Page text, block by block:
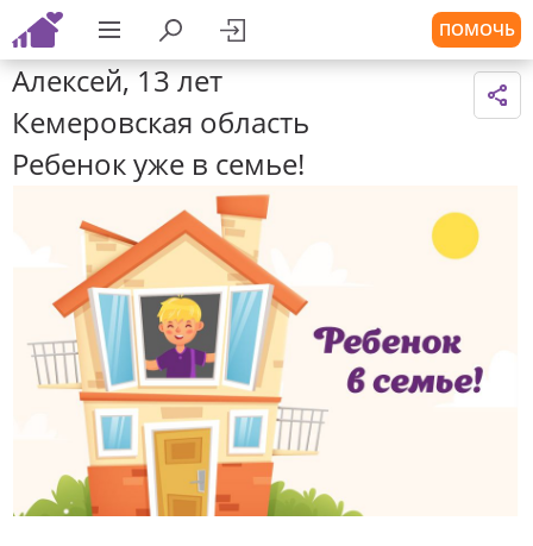
ПОМОЧЬ
Алексей, 13 лет
Кемеровская область
Ребенок уже в семье!